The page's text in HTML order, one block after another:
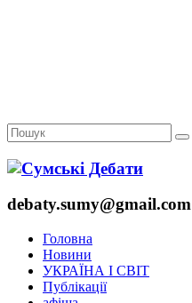
debaty.sumy@gmail.com
Головна
Новини
УКРАЇНА І СВІТ
Публікації